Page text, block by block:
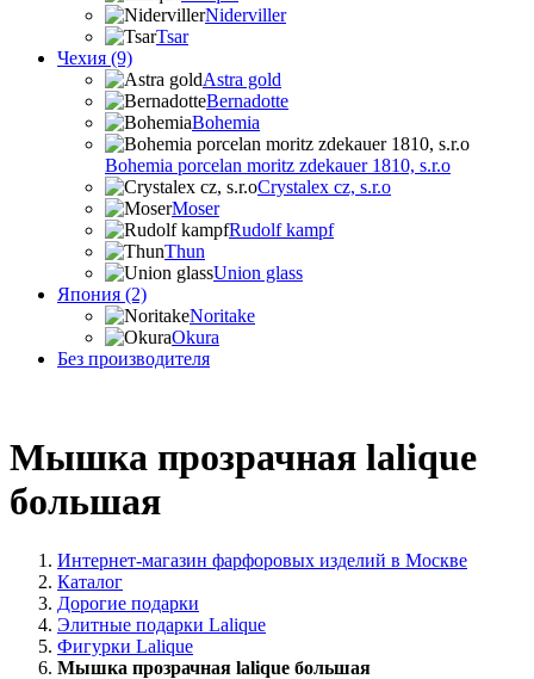
Niderviller
Tsar
Чехия (9)
Astra gold
Bernadotte
Bohemia
Bohemia porcelan moritz zdekauer 1810, s.r.o
Crystalex cz, s.r.o
Moser
Rudolf kampf
Thun
Union glass
Япония (2)
Noritake
Okura
Без производителя
Мышка прозрачная lalique
большая
Интернет-магазин фарфоровых изделий в Москве
Каталог
Дорогие подарки
Элитные подарки Lalique
Фигурки Lalique
Мышка прозрачная lalique большая